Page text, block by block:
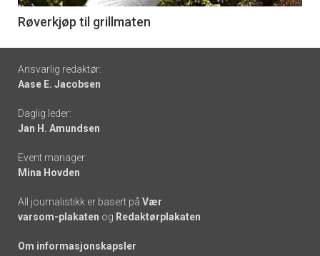
6
Røverkjøp til grillmaten
Footer
-
links
Ansvarlig redaktør:
Aase E. Jacobsen
Daglig leder:
Jan H. Amundsen
Event manager:
Mina Hovden
All journalistikk er basert på Vær
varsom-plakaten og Redaktørplakaten
Om informasjonskapsler